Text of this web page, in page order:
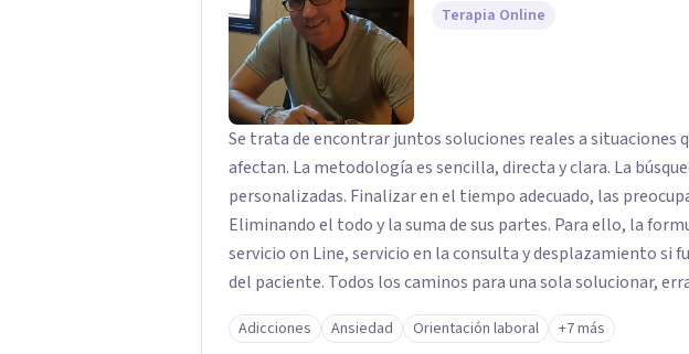
Terapia Online
Se trata de encontrar juntos soluciones reales a situaciones
afectan. La metodología es sencilla, directa y clara. La búsqueda de opciones
personalizadas. Finalizar en el tiempo adecuado, las
Eliminando el todo y la suma de sus partes. Para ello, la formula puede ser variada,
servicio on Line, servicio en la consulta y desplazamiento si
del paciente. Todos los caminos para una sola solucionar,
tiempo posible el estado de sufrimiento que puedas estar
momento. Solo debes decidir y actuar para cambiar el ritmo de tu vida. Ese es el
Adicciones Ansiedad Orientación laboral +7 más